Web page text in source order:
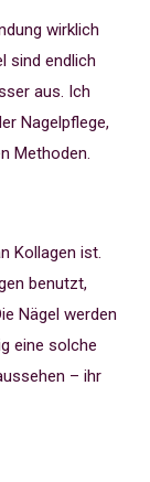
wirklich
sind endlich
aus. Ich
Nagelpflege,
Methoden.
Kollagen ist.
benutzt,
Nägel werden
eine solche
– ihr